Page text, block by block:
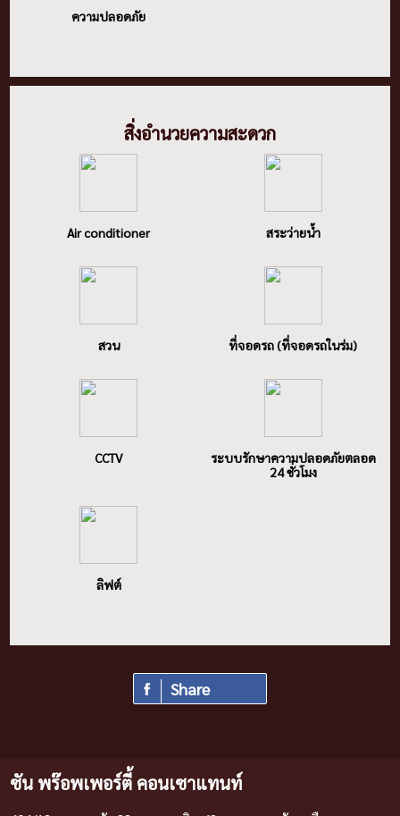
ความปลอดภัย
สิ่งอํานวยความสะดวก
Air conditioner สระว่ายน้ำ
สวน ที่จอดรถ (ที่จอดรถในร่ม)
CCTV
ระบบรักษาความปลอดภัยตลอด
24 ชั่วโมง
ลิฟต์
Share
ซัน พร๊อพเพอร์ตี้ คอนเซาแทนท์